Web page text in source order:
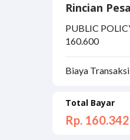
Rincian
PUBLIC
160.600
Biaya Transaksi
Total Bayar
Rp. 160.342